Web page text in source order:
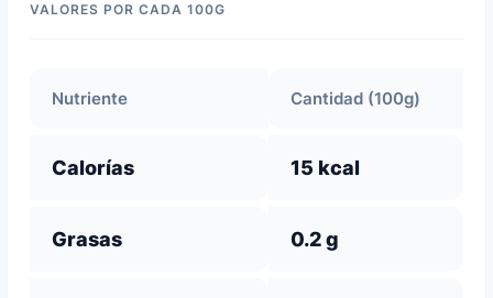
VALORES POR CADA 100G
Nutriente Cantidad (100g)
Calorías 15 kcal
Grasas 0.2 g